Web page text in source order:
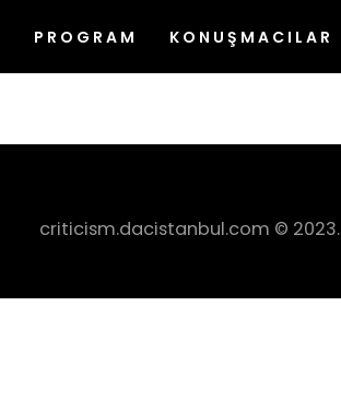
PROGRAM KONUŞMACILAR
Suspendisse hendrerit
criticism.dacistanbul.com © 2023.